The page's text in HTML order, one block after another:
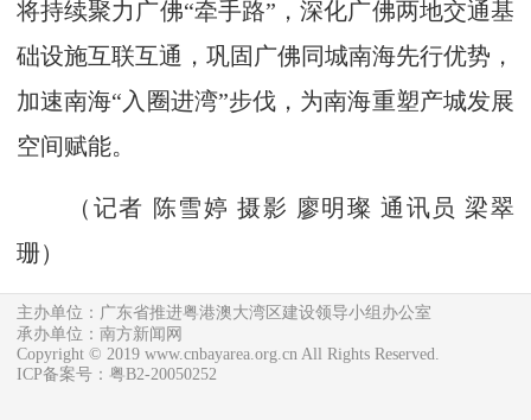
将持续聚力广佛“牵手路”，深化广佛两地交通基
础设施互联互通，巩固广佛同城南海先行优势，
加速南海“入圈进湾”步伐，为南海重塑产城发展
空间赋能。
（记者 陈雪婷 摄影 廖明璨 通讯员 梁翠
珊）
主办单位：广东省推进粤港澳大湾区建设领导小组办公室
承办单位：南方新闻网
Copyright © 2019 www.cnbayarea.org.cn All Rights Reserved.
ICP备案号：粤B2-20050252